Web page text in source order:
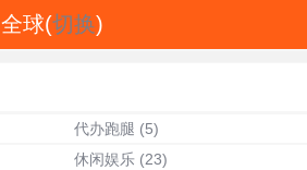
全球(切换)
代办跑腿 (5)
休闲娱乐 (23)